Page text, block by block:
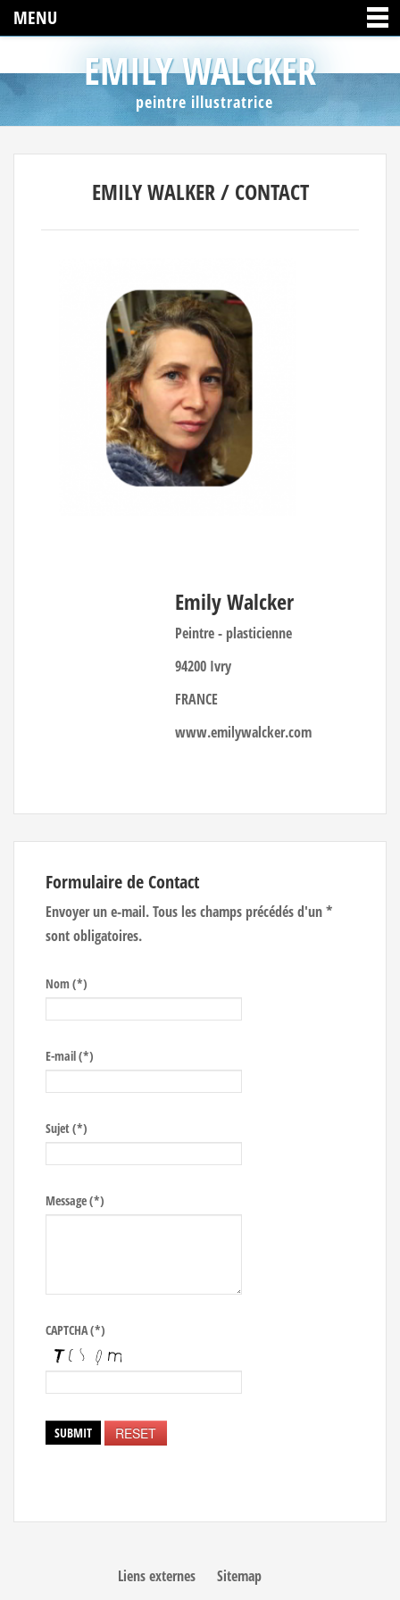
MENU
EMILY WALCKER
peintre illustratrice
EMILY WALKER / CONTACT
Emily Walcker
Peintre - plasticienne
94200 Ivry
FRANCE
www.emilywalcker.com
Formulaire de Contact
Envoyer un e-mail. Tous les champs précédés d'un *
sont obligatoires.
Nom(*)
E-mail(*)
Sujet(*)
Message(*)
CAPTCHA(*)
Liens externes Sitemap